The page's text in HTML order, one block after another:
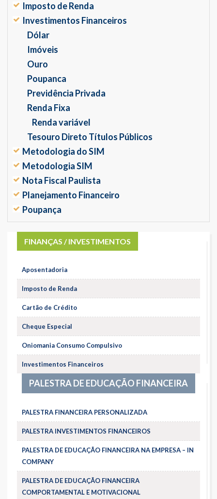
Imposto de Renda
Investimentos Financeiros
Dólar
Imóveis
Ouro
Poupanca
Previdência Privada
Renda Fixa
Renda variável
Tesouro Direto Títulos Públicos
Metodologia do SIM
Metodologia SIM
Nota Fiscal Paulista
Planejamento Financeiro
Poupança
FINANÇAS / INVESTIMENTOS
Aposentadoria
Imposto de Renda
Cartão de Crédito
Cheque Especial
Oniomania Consumo Compulsivo
Investimentos Financeiros
PALESTRA DE EDUCAÇÃO FINANCEIRA
PALESTRA FINANCEIRA PERSONALIZADA
PALESTRA INVESTIMENTOS FINANCEIROS
PALESTRA DE EDUCAÇÃO FINANCEIRA NA EMPRESA – IN
COMPANY
PALESTRA DE EDUCAÇÃO FINANCEIRA
COMPORTAMENTAL E MOTIVACIONAL